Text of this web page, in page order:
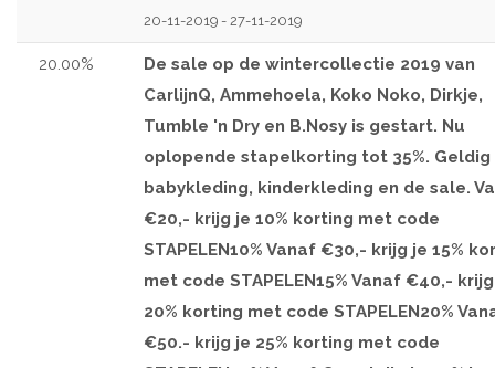
20-11-2019 - 27-11-2019
20.00%
De sale op de wintercollectie 2019 van
CarlijnQ, Ammehoela, Koko Noko, Dirkje,
Tumble 'n Dry en B.Nosy is gestart. Nu
oplopende stapelkorting tot 35%. Geldig
babykleding, kinderkleding en de sale.
€20,- krijg je 10% korting met code
STAPELEN10% Vanaf €30,- krijg je 15%
met code STAPELEN15% Vanaf €40,-
20% korting met code STAPELEN20%
€50.- krijg je 25% korting met code